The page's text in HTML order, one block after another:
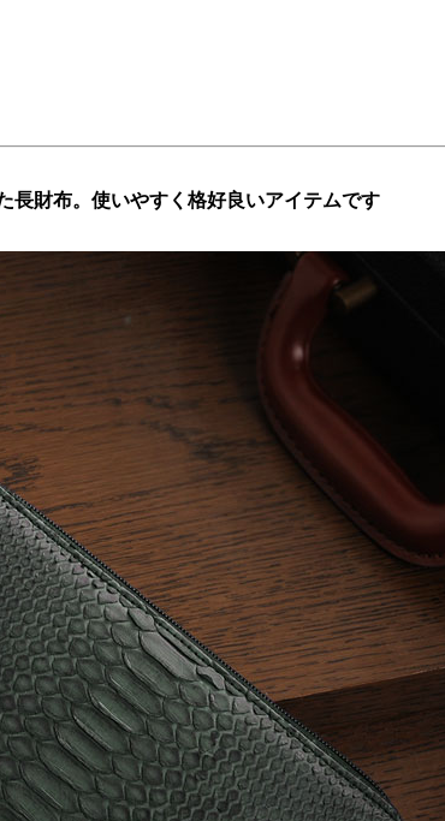
長財布。使いやすく格好良いアイテムです